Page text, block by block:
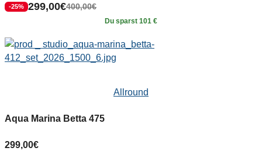
-25% 400,00€
299,00€
Du sparst 101 €
Allround
Aqua Marina Betta 475
299,00€